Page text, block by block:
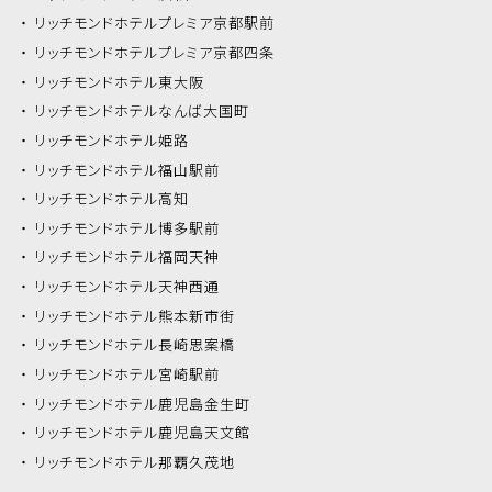
リッチモンドホテルプレミア京都駅前
リッチモンドホテルプレミア京都四条
リッチモンドホテル東大阪
リッチモンドホテルなんば大国町
リッチモンドホテル姫路
リッチモンドホテル福山駅前
リッチモンドホテル高知
リッチモンドホテル博多駅前
リッチモンドホテル福岡天神
リッチモンドホテル天神西通
リッチモンドホテル熊本新市街
リッチモンドホテル長崎思案橋
リッチモンドホテル宮崎駅前
リッチモンドホテル鹿児島金生町
リッチモンドホテル鹿児島天文館
リッチモンドホテル那覇久茂地